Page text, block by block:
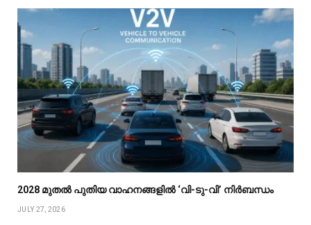
2028 മുതൽ പുതിയ വാഹനങ്ങളിൽ ‘വി-ടു-വി’ നിർബന്ധം
JULY 27, 2026